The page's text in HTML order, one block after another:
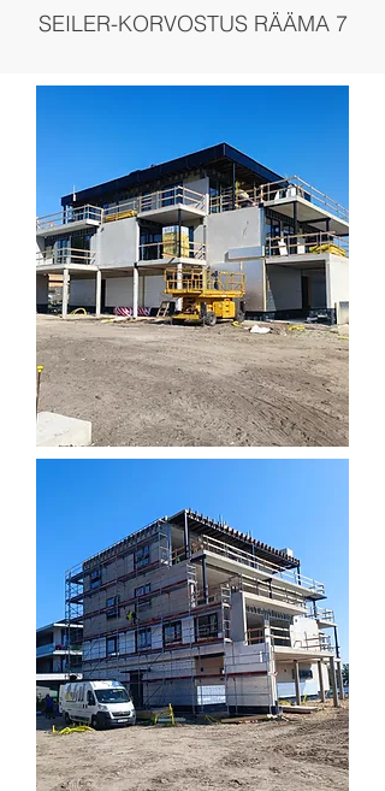
SEILER-KORVOSTUS RÄÄMA 7